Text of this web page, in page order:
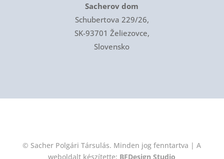
Sacherov dom
Schubertova 229/26,
SK-93701 Želiezovce,
Slovensko
© Sacher Polgári Társulás. Minden jog fenntartva | A
weboldalt készítette: BFDesign Studio